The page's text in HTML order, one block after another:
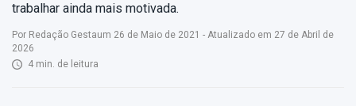
trabalhar ainda mais motivada.
Por Redação Gestaum 26 de Maio de 2021 - Atualizado em 27 de Abril de
2026
4 min. de leitura